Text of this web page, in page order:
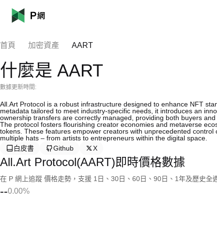
首頁 加密資產 AART
什麼是 AART
數據更新時間:
All.Art Protocol is a robust infrastructure designed to enhance NFT
metadata tailored to meet industry-specific needs, it introduces an
ownership transfers are correctly managed, providing both buyers
The protocol fosters flourishing creator economies and metaverse
tokens. These features empower creators with unprecedented
multiple hats – from artists to entrepreneurs within the digital space.
白皮書
Github X
All.Art Protocol(AART)即時價格數據
在 P 網上追蹤 價格走勢，支援 1日、30日、60日、90日、1年及歷史全
--0.00%